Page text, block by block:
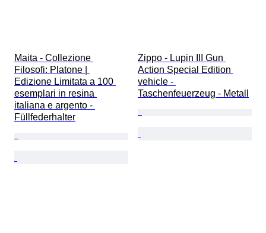
Maita - Collezione
Filosofi: Platone |
Edizione Limitata a 100
esemplari in resina
italiana e argento -
Füllfederhalter
Zippo - Lupin III Gun
Action Special Edition
vehicle -
Taschenfeuerzeug - Metall